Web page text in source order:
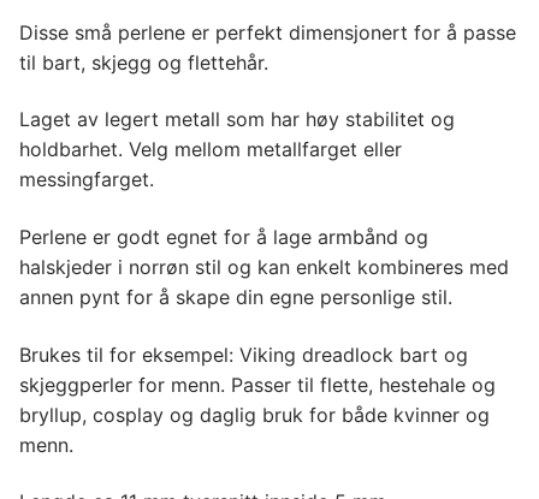
Disse små perlene er perfekt dimensjonert for å passe
til bart, skjegg og flettehår.
Laget av legert metall som har høy stabilitet og
holdbarhet. Velg mellom metallfarget eller
messingfarget.
Perlene er godt egnet for å lage armbånd og
halskjeder i norrøn stil og kan enkelt kombineres med
annen pynt for å skape din egne personlige stil.
Brukes til for eksempel: Viking dreadlock bart og
skjeggperler for menn. Passer til flette, hestehale og
bryllup, cosplay og daglig bruk for både kvinner og
menn.